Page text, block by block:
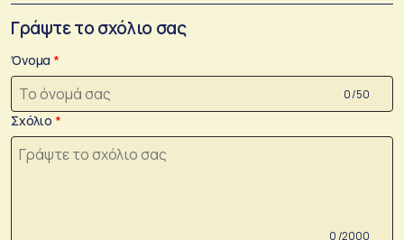
Γράψτε το σχόλιο σας
Όνομα
0 /50
Σχόλιο
0 /2000